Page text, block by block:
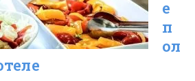
е
п
ол